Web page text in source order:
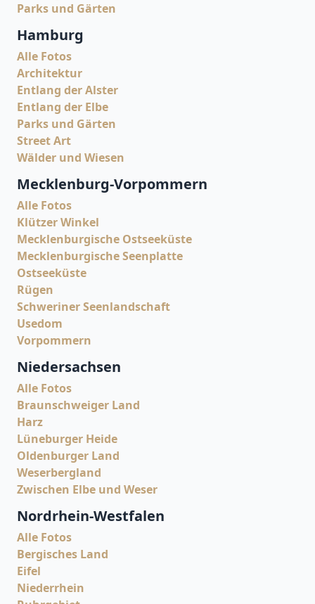
Parks und Gärten
Hamburg
Alle Fotos
Architektur
Entlang der Alster
Entlang der Elbe
Parks und Gärten
Street Art
Wälder und Wiesen
Mecklenburg-Vorpommern
Alle Fotos
Klützer Winkel
Mecklenburgische Ostseeküste
Mecklenburgische Seenplatte
Ostseeküste
Rügen
Schweriner Seenlandschaft
Usedom
Vorpommern
Niedersachsen
Alle Fotos
Braunschweiger Land
Harz
Lüneburger Heide
Oldenburger Land
Weserbergland
Zwischen Elbe und Weser
Nordrhein-Westfalen
Alle Fotos
Bergisches Land
Eifel
Niederrhein